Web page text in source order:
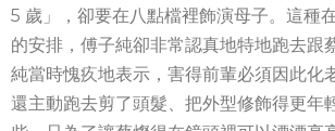
5 歲」，卻要在八點檔裡飾演母子。這種
的安排，傅子純卻非常認真地特地跑去跟
純當時愧疚地表示，害得前輩必須因此化
還主動跑去剪了頭髮、把外型修飾得更年